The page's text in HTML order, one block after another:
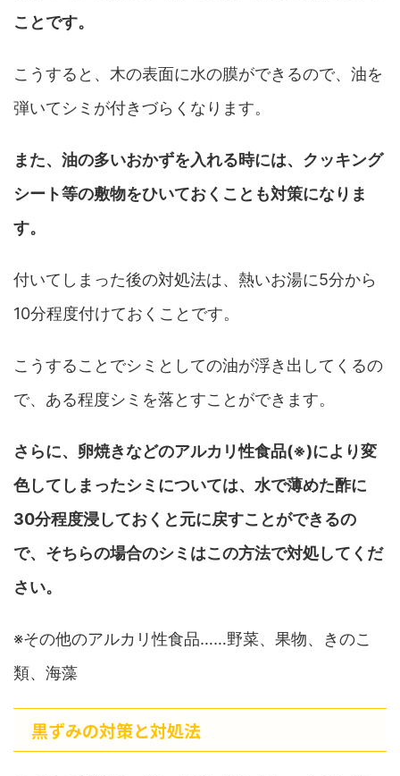
ことです。
こうすると、木の表面に水の膜ができるので、油を
弾いてシミが付きづらくなります。
また、油の多いおかずを入れる時には、クッキング
シート等の敷物をひいておくことも対策になりま
す。
付いてしまった後の対処法は、熱いお湯に5分から
10分程度付けておくことです。
こうすることでシミとしての油が浮き出してくるの
で、ある程度シミを落とすことができます。
さらに、卵焼きなどのアルカリ性食品(※)により変
色してしまったシミについては、水で薄めた酢に
30分程度浸しておくと元に戻すことができるの
で、そちらの場合のシミはこの方法で対処してくだ
さい。
※その他のアルカリ性食品……野菜、果物、きのこ
類、海藻
黒ずみの対策と対処法